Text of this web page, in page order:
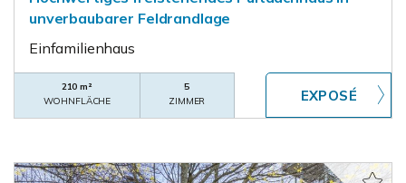
unverbaubarer Feldrandlage
Einfamilienhaus
210 m²
WOHNFLÄCHE
5
ZIMMER